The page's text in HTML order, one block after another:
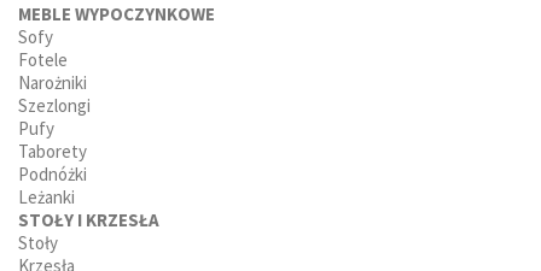
MEBLE WYPOCZYNKOWE
Sofy
Fotele
Narożniki
Szezlongi
Pufy
Taborety
Podnóżki
Leżanki
STOŁY I KRZESŁA
Stoły
Krzesła